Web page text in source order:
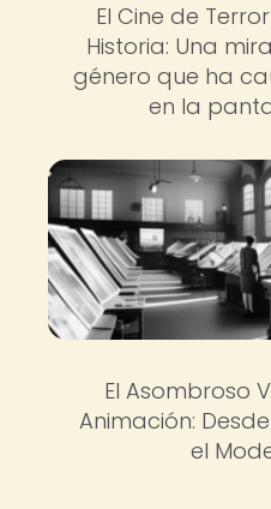
El Cine de
Historia: Una
género que ha
en la
El Asombroso
Animación:
el